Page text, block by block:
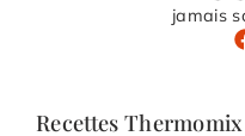
jamais
Recettes Thermomix